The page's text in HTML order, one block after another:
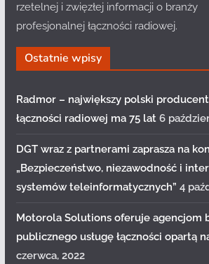
rzetelnej i zwięzłej informacji o branży
profesjonalnej łączności radiowej.
Ostatnie wpisy
Radmor – największy polski
łączności radiowej ma 75 lat 6
DGT wraz z partnerami zaprasza na
„Bezpieczeństwo, niezawodność i
systemów teleinformatycznych” 4
Motorola Solutions oferuje agencjom
publicznego usługę łączności opartą
czerwca, 2022